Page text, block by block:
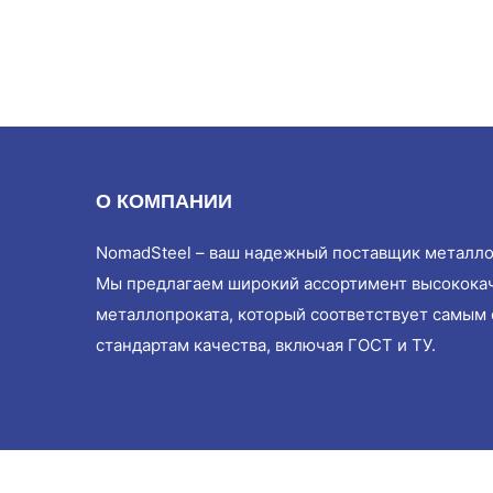
О КОМПАНИИ
NomadSteel – ваш надежный поставщик
Мы предлагаем широкий ассортимент
металлопроката, который соответствует самым
стандартам качества, включая ГОСТ и ТУ.